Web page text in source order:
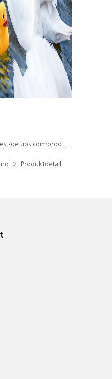
detail/index/isin/DE000WA7BAQ0
Produktdetail